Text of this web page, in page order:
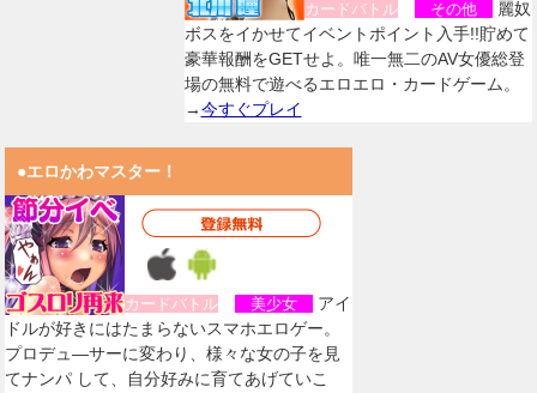
カードバトル その他
麗奴
ボスをイかせてイベントポイント入手!!貯めて
豪華報酬をGETせよ。唯一無二のAV女優総登
場の無料で遊べるエロエロ・カードゲーム。
→今すぐプレイ
●エロかわマスター！
カードバトル 美少女
アイ
ドルが好きにはたまらないスマホエロゲー。
プロデュ―サーに変わり、様々な女の子を見
てナンパ して、自分好みに育てあげていこ